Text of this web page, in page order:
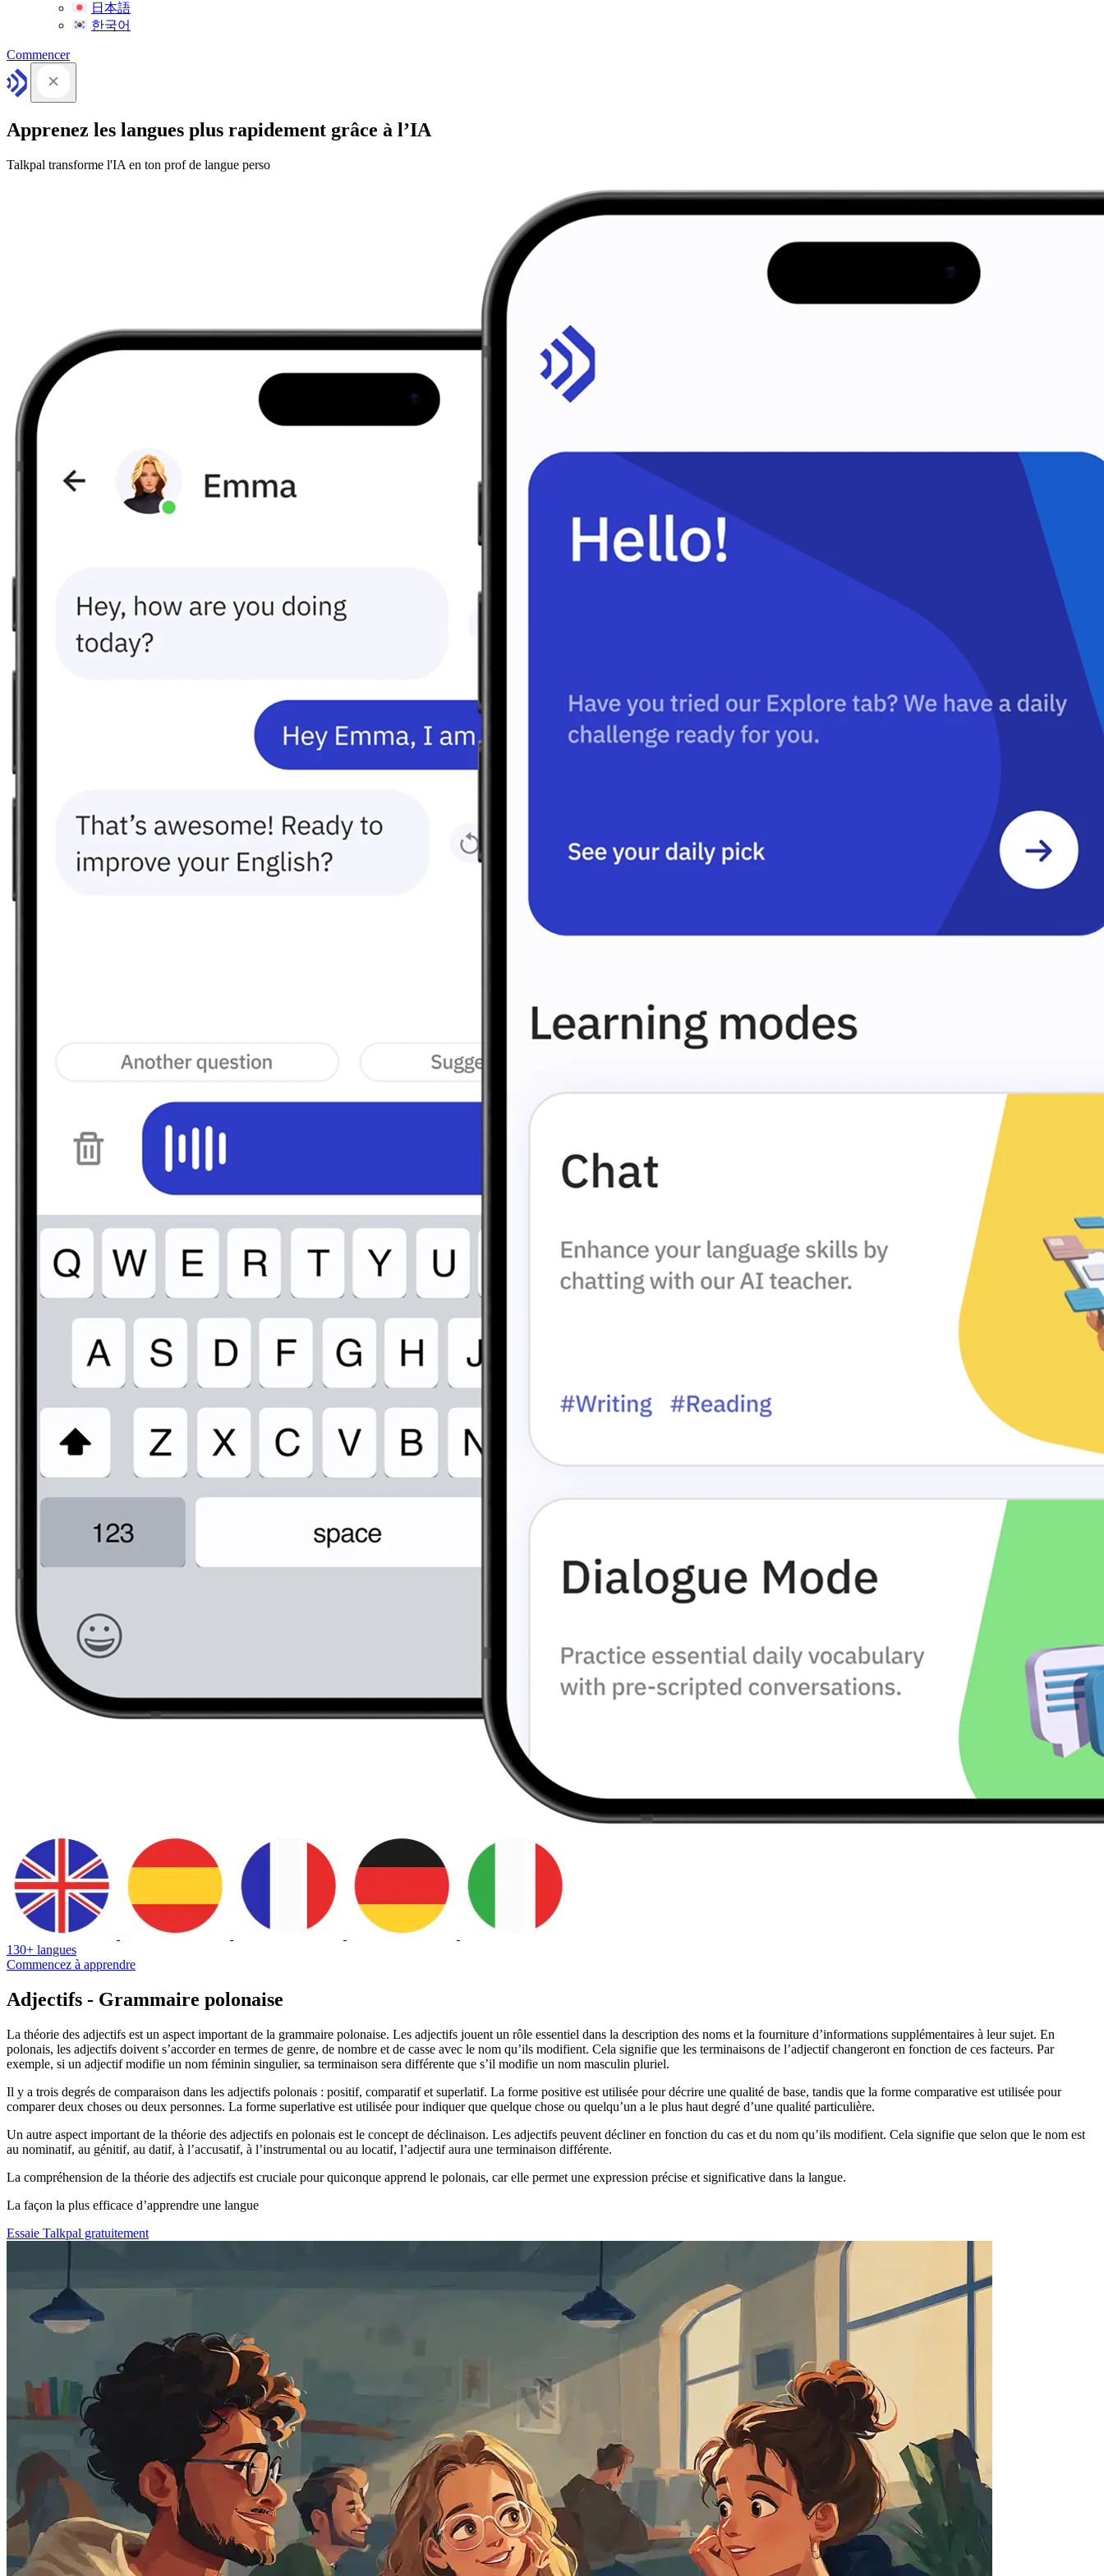
日本語
한국어
Commencer
Apprenez les langues plus rapidement grâce à l’IA
Talkpal transforme l'IA en ton prof de langue perso
130+ langues
Commencez à apprendre
Adjectifs - Grammaire polonaise
La théorie des adjectifs est un aspect important de la grammaire polonaise. Les adjectifs jouent un rôle essentiel dans la description des noms et la fourniture d’informations supplémentaires à leur sujet. En
polonais, les adjectifs doivent s’accorder en termes de genre, de nombre et de casse avec le nom qu’ils modifient. Cela signifie que les terminaisons de l’adjectif changeront en fonction de ces facteurs. Par
exemple, si un adjectif modifie un nom féminin singulier, sa terminaison sera différente que s’il modifie un nom masculin pluriel.
Il y a trois degrés de comparaison dans les adjectifs polonais : positif, comparatif et superlatif. La forme positive est utilisée pour décrire une qualité de base, tandis que la forme comparative est utilisée pour
comparer deux choses ou deux personnes. La forme superlative est utilisée pour indiquer que quelque chose ou quelqu’un a le plus haut degré d’une qualité particulière.
Un autre aspect important de la théorie des adjectifs en polonais est le concept de déclinaison. Les adjectifs peuvent décliner en fonction du cas et du nom qu’ils modifient. Cela signifie que selon que le nom est
au nominatif, au génitif, au datif, à l’accusatif, à l’instrumental ou au locatif, l’adjectif aura une terminaison différente.
La compréhension de la théorie des adjectifs est cruciale pour quiconque apprend le polonais, car elle permet une expression précise et significative dans la langue.
La façon la plus efficace d’apprendre une langue
Essaie Talkpal gratuitement